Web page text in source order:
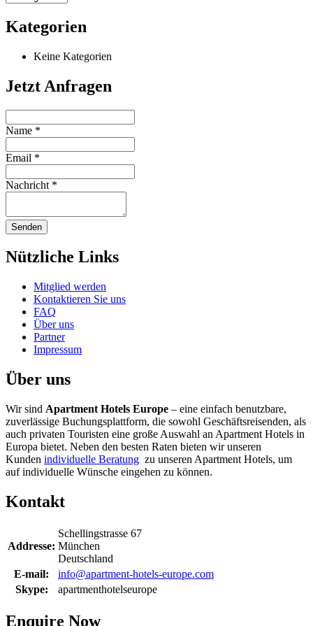
Kategorien
Keine Kategorien
Jetzt Anfragen
Name *
Email *
Nachricht *
Senden
Nützliche Links
Mitglied werden
Kontaktieren Sie uns
FAQ
Über uns
Partner
Impressum
Über uns
Wir sind Apartment Hotels Europe – eine einfach benutzbare,
zuverlässige Buchungsplattform, die sowohl Geschäftsreisenden, als
auch privaten Touristen eine große Auswahl an Apartment Hotels in
Europa bietet. Neben den besten Raten bieten wir unseren
Kunden individuelle Beratung zu unseren Apartment Hotels, um
auf individuelle Wünsche eingehen zu können.
Kontakt
Addresse:
Schellingstrasse 67
München
Deutschland
E-mail:
info@apartment-hotels-europe.com
Skype:
apartmenthotelseurope
Enquire Now